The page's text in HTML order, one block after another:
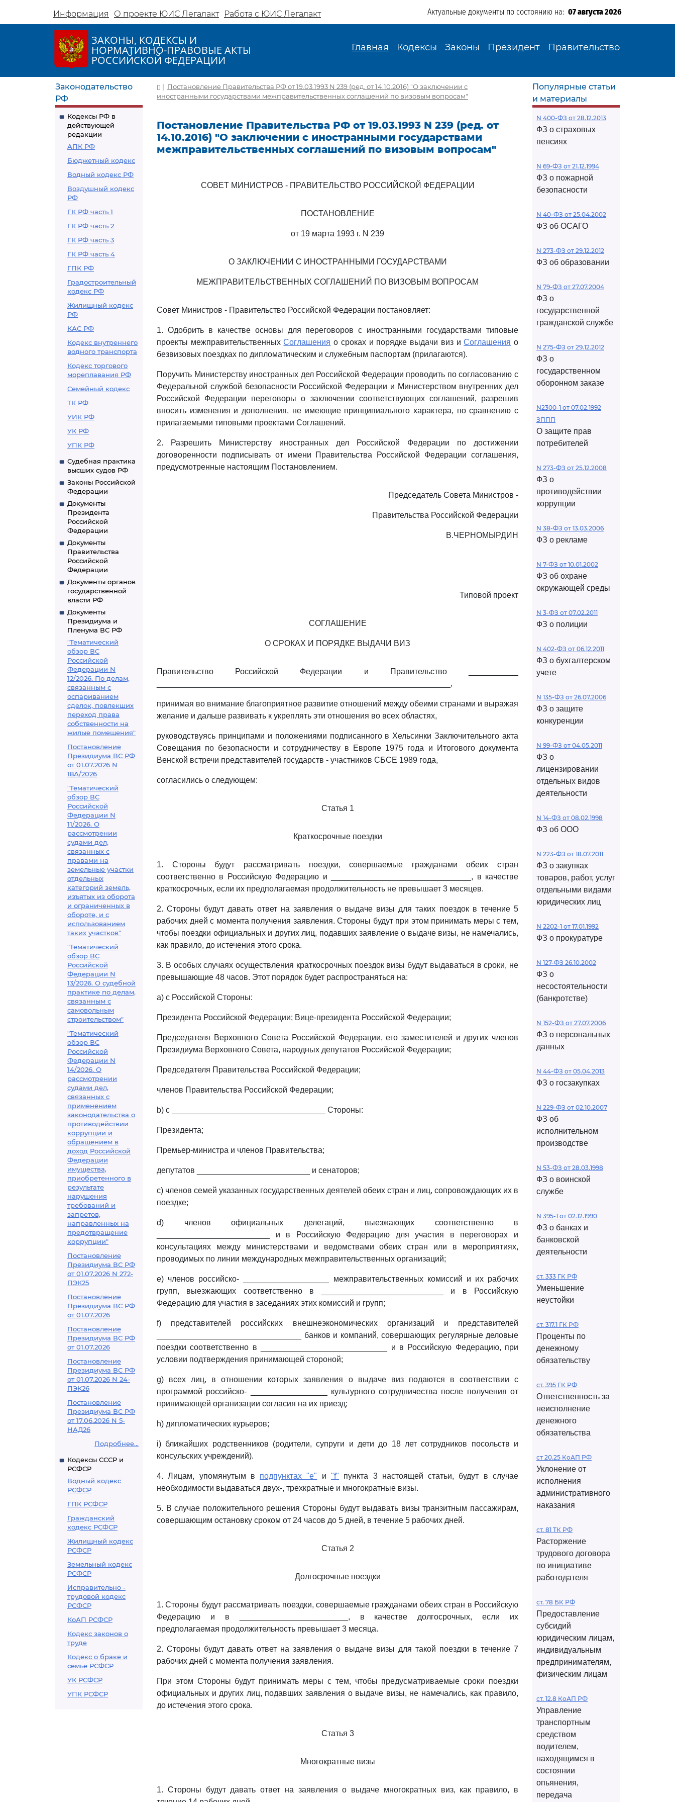
Информация О проекте ЮИС Легалакт Работа с ЮИС Легалакт Актуальные документы по состоянию на: 07 августа 2026
ЗАКОНЫ, КОДЕКСЫ И
НОРМАТИВНО-ПРАВОВЫЕ АКТЫ
РОССИЙСКОЙ ФЕДЕРАЦИИ
Главная Кодексы Законы Президент Правительство
Законодательство
РФ
Кодексы РФ в
действующей
редакции
АПК РФ
Бюджетный кодекс
Водный кодекс РФ
Воздушный кодекс
РФ
ГК РФ часть 1
ГК РФ часть 2
ГК РФ часть 3
ГК РФ часть 4
ГПК РФ
Градостроительный
кодекс РФ
Жилищный кодекс
РФ
КАС РФ
Кодекс внутреннего
водного транспорта
Кодекс торгового
мореплавания РФ
Семейный кодекс
ТК РФ
УИК РФ
УК РФ
УПК РФ
Судебная практика
высших судов РФ
Законы Российской
Федерации
Документы
Президента
Российской
Федерации
Документы
Правительства
Российской
Федерации
Документы органов
государственной
власти РФ
Документы
Президиума и
Пленума ВС РФ
"Тематический
обзор ВС
Российской
Федерации N
12/2026. По делам,
связанным с
оспариванием
сделок, повлекших
переход права
собственности на
жилые помещения"
Постановление
Президиума ВС РФ
от 01.07.2026 N
18А/2026
"Тематический
обзор ВС
Российской
Федерации N
11/2026. О
рассмотрении
судами дел,
связанных с
правами на
земельные участки
отдельных
категорий земель,
изъятых из оборота
и ограниченных в
обороте, и с
использованием
таких участков"
"Тематический
обзор ВС
Российской
Федерации N
13/2026. О судебной
практике по делам,
связанным с
самовольным
строительством"
"Тематический
обзор ВС
Российской
Федерации N
14/2026. О
рассмотрении
судами дел,
связанных с
применением
законодательства о
противодействии
коррупции и
обращением в
доход Российской
Федерации
имущества,
приобретенного в
результате
нарушения
требований и
запретов,
направленных на
предотвращение
коррупции"
Постановление
Президиума ВС РФ
от 01.07.2026 N 272-
ПЭК25
Постановление
Президиума ВС РФ
от 01.07.2026
Постановление
Президиума ВС РФ
от 01.07.2026
Постановление
Президиума ВС РФ
от 01.07.2026 N 24-
ПЭК26
Постановление
Президиума ВС РФ
от 17.06.2026 N 5-
НАД26
Подробнее...
Кодексы СССР и
РСФСР
Водный кодекс
РСФСР
ГПК РСФСР
Гражданский
кодекс РСФСР
Жилищный кодекс
РСФСР
Земельный кодекс
РСФСР
Исправительно -
трудовой кодекс
РСФСР
КоАП РСФСР
Кодекс законов о
труде
Кодекс о браке и
семье РСФСР
УК РСФСР
УПК РСФСР
| Постановление Правительства РФ от 19.03.1993 N 239 (ред. от 14.10.2016) "О заключении с
иностранными государствами межправительственных соглашений по визовым вопросам"
Постановление Правительства РФ от 19.03.1993 N 239 (ред. от
14.10.2016) "О заключении с иностранными государствами
межправительственных соглашений по визовым вопросам"
СОВЕТ МИНИСТРОВ - ПРАВИТЕЛЬСТВО РОССИЙСКОЙ ФЕДЕРАЦИИ
ПОСТАНОВЛЕНИЕ
от 19 марта 1993 г. N 239
О ЗАКЛЮЧЕНИИ С ИНОСТРАННЫМИ ГОСУДАРСТВАМИ
МЕЖПРАВИТЕЛЬСТВЕННЫХ СОГЛАШЕНИЙ ПО ВИЗОВЫМ ВОПРОСАМ
Совет Министров - Правительство Российской Федерации постановляет:
1. Одобрить в качестве основы для переговоров с иностранными государствами типовые
проекты межправительственныхСоглашения о сроках и порядке выдачи виз иСоглашения о
безвизовых поездках по дипломатическим и служебным паспортам (прилагаются).
Поручить Министерству иностранных дел Российской Федерации проводить по согласованию с
Федеральной службой безопасности Российской Федерации и Министерством внутренних дел
Российской Федерации переговоры о заключении соответствующих соглашений, разрешив
вносить изменения и дополнения, не имеющие принципиального характера, по сравнению с
прилагаемыми типовыми проектами Соглашений.
2. Разрешить Министерству иностранных дел Российской Федерации по достижении
договоренности подписывать от имени Правительства Российской Федерации соглашения,
предусмотренные настоящим Постановлением.
Председатель Совета Министров -
Правительства Российской Федерации
В.ЧЕРНОМЫРДИН
Типовой проект
СОГЛАШЕНИЕ
О СРОКАХ И ПОРЯДКЕ ВЫДАЧИ ВИЗ
Правительство Российской Федерации и Правительство ___________
_________________________________________________________________,
принимая во внимание благоприятное развитие отношений между обеими странами и выражая
желание и дальше развивать к укреплять эти отношения во всех областях,
руководствуясь принципами и положениями подписанного в Хельсинки Заключительного акта
Совещания по безопасности и сотрудничеству в Европе 1975 года и Итогового документа
Венской встречи представителей государств - участников СБСЕ 1989 года,
согласились о следующем:
Статья 1
Краткосрочные поездки
1. Стороны будут рассматривать поездки, совершаемые гражданами обеих стран
соответственно в Российскую Федерацию и _______________________________, в качестве
краткосрочных, если их предполагаемая продолжительность не превышает 3 месяцев.
2. Стороны будут давать ответ на заявления о выдаче визы для таких поездок в течение 5
рабочих дней с момента получения заявления. Стороны будут при этом принимать меры с тем,
чтобы поездки официальных и других лиц, подавших заявление о выдаче визы, не намечались,
как правило, до истечения этого срока.
3. В особых случаях осуществления краткосрочных поездок визы будут выдаваться в сроки, не
превышающие 48 часов. Этот порядок будет распространяться на:
a) с Российской Стороны:
Президента Российской Федерации; Вице-президента Российской Федерации;
Председателя Верховного Совета Российской Федерации, его заместителей и других членов
Президиума Верховного Совета, народных депутатов Российской Федерации;
Председателя Правительства Российской Федерации;
членов Правительства Российской Федерации;
b) с __________________________________ Стороны:
Президента;
Премьер-министра и членов Правительства;
депутатов _________________________ и сенаторов;
c) членов семей указанных государственных деятелей обеих стран и лиц, сопровождающих их в
поездке;
d) членов официальных делегаций, выезжающих соответственно в
_________________________ и в Российскую Федерацию для участия в переговорах и
консультациях между министерствами и ведомствами обеих стран или в мероприятиях,
проводимых по линии международных межправительственных организаций;
e) членов российско- ___________________ межправительственных комиссий и их рабочих
групп, выезжающих соответственно в ___________________________ и в Российскую
Федерацию для участия в заседаниях этих комиссий и групп;
f) представителей российских внешнеэкономических организаций и представителей
________________________________ банков и компаний, совершающих регулярные деловые
поездки соответственно в ____________________________ и в Российскую Федерацию, при
условии подтверждения принимающей стороной;
g) всех лиц, в отношении которых заявления о выдаче виз подаются в соответствии с
программой российско- _________________ культурного сотрудничества после получения от
принимающей организации согласия на их приезд;
h) дипломатических курьеров;
i) ближайших родственников (родители, супруги и дети до 18 лет сотрудников посольств и
консульских учреждений).
4. Лицам, упомянутым в подпунктах "e" и"f" пункта 3 настоящей статьи, будут в случае
необходимости выдаваться двух-, трехкратные и многократные визы.
5. В случае положительного решения Стороны будут выдавать визы транзитным пассажирам,
совершающим остановку сроком от 24 часов до 5 дней, в течение 5 рабочих дней.
Статья 2
Долгосрочные поездки
1. Стороны будут рассматривать поездки, совершаемые гражданами обеих стран в Российскую
Федерацию и в ________________________, в качестве долгосрочных, если их
предполагаемая продолжительность превышает 3 месяца.
2. Стороны будут давать ответ на заявления о выдаче визы для такой поездки в течение 7
рабочих дней с момента получения заявления.
При этом Стороны будут принимать меры с тем, чтобы предусматриваемые сроки поездки
официальных и других лиц, подавших заявления о выдаче визы, не намечались, как правило,
до истечения этого срока.
Статья 3
Многократные визы
1. Стороны будут давать ответ на заявления о выдаче многократных виз, как правило, в
Популярные статьи
и материалы
N 400-ФЗ от 28.12.2013
ФЗ о страховых
пенсиях
N 69-ФЗ от 21.12.1994
ФЗ о пожарной
безопасности
N 40-ФЗ от 25.04.2002
ФЗ об ОСАГО
N 273-ФЗ от 29.12.2012
ФЗ об образовании
N 79-ФЗ от 27.07.2004
ФЗ о
государственной
гражданской службе
N 275-ФЗ от 29.12.2012
ФЗ о
государственном
оборонном заказе
N2300-1 от 07.02.1992
ЗППП
О защите прав
потребителей
N 273-ФЗ от 25.12.2008
ФЗ о
противодействии
коррупции
N 38-ФЗ от 13.03.2006
ФЗ о рекламе
N 7-ФЗ от 10.01.2002
ФЗ об охране
окружающей среды
N 3-ФЗ от 07.02.2011
ФЗ о полиции
N 402-ФЗ от 06.12.2011
ФЗ о бухгалтерском
учете
N 135-ФЗ от 26.07.2006
ФЗ о защите
конкуренции
N 99-ФЗ от 04.05.2011
ФЗ о
лицензировании
отдельных видов
деятельности
N 14-ФЗ от 08.02.1998
ФЗ об ООО
N 223-ФЗ от 18.07.2011
ФЗ о закупках
товаров, работ, услуг
отдельными видами
юридических лиц
N 2202-1 от 17.01.1992
ФЗ о прокуратуре
N 127-ФЗ 26.10.2002
ФЗ о
несостоятельности
(банкротстве)
N 152-ФЗ от 27.07.2006
ФЗ о персональных
данных
N 44-ФЗ от 05.04.2013
ФЗ о госзакупках
N 229-ФЗ от 02.10.2007
ФЗ об
исполнительном
производстве
N 53-ФЗ от 28.03.1998
ФЗ о воинской
службе
N 395-1 от 02.12.1990
ФЗ о банках и
банковской
деятельности
ст. 333 ГК РФ
Уменьшение
неустойки
ст. 317.1 ГК РФ
Проценты по
денежному
обязательству
ст. 395 ГК РФ
Ответственность за
неисполнение
денежного
обязательства
ст 20.25 КоАП РФ
Уклонение от
исполнения
административного
наказания
ст. 81 ТК РФ
Расторжение
трудового договора
по инициативе
работодателя
ст. 78 БК РФ
Предоставление
субсидий
юридическим лицам,
индивидуальным
предпринимателям,
физическим лицам
ст. 12.8 КоАП РФ
Управление
транспортным
средством
водителем,
находящимся в
состоянии
опьянения,
передача